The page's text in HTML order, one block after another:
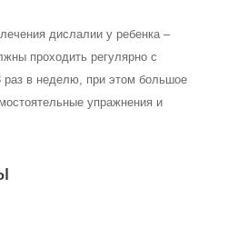
дислалии у ребенка –
проходить регулярно с
раз в неделю, при этом большое
упражнения и